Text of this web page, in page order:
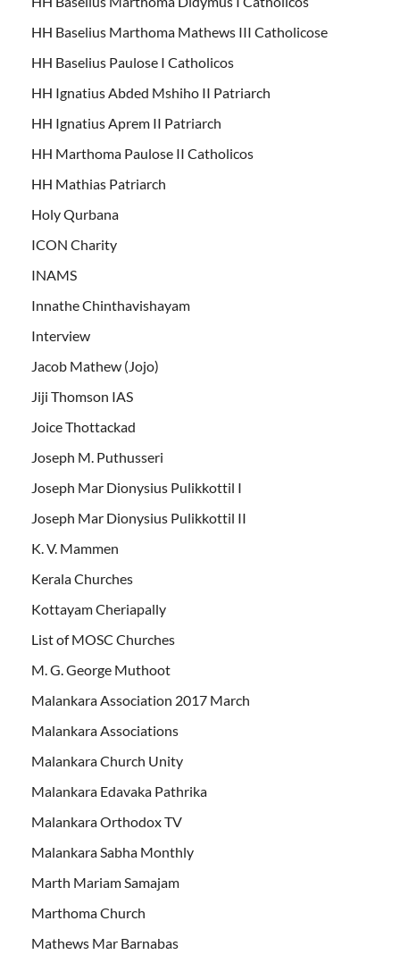
HH Baselius Marthoma Mathews III Catholicose
HH Baselius Paulose I Catholicos
HH Ignatius Abded Mshiho II Patriarch
HH Ignatius Aprem II Patriarch
HH Marthoma Paulose II Catholicos
HH Mathias Patriarch
Holy Qurbana
ICON Charity
INAMS
Innathe Chinthavishayam
Interview
Jacob Mathew (Jojo)
Jiji Thomson IAS
Joice Thottackad
Joseph M. Puthusseri
Joseph Mar Dionysius Pulikkottil I
Joseph Mar Dionysius Pulikkottil II
K. V. Mammen
Kerala Churches
Kottayam Cheriapally
List of MOSC Churches
M. G. George Muthoot
Malankara Association 2017 March
Malankara Associations
Malankara Church Unity
Malankara Edavaka Pathrika
Malankara Orthodox TV
Malankara Sabha Monthly
Marth Mariam Samajam
Marthoma Church
Mathews Mar Barnabas